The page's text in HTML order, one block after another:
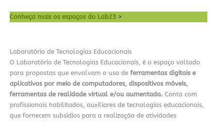
Conheça mais os espaços do Lab23 >
Laboratório de Tecnologias Educacionais
O Laboratório de Tecnologias Educacionais, é o espaço voltado
para propostas que envolvam o uso de ferramentas digitais e
aplicativos por meio de computadores, dispositivos móveis,
ferramentas de realidade virtual e/ou aumentada. Conta com
profissionais habilitados, auxiliares de tecnologias educacionais,
que fornecem subsídios para a realização de atividades